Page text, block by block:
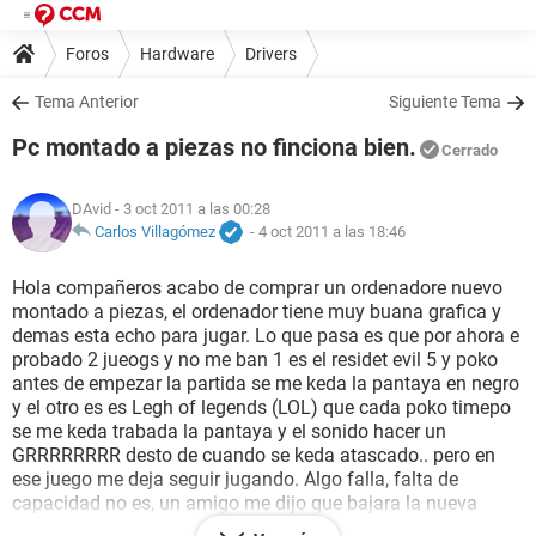
Foros Hardware Drivers
Tema Anterior Siguiente Tema
Pc montado a piezas no finciona bien. Cerrado
DAvid - 3 oct 2011 a las 00:28
Carlos Villagómez
- 4 oct 2011 a las 18:46
Hola compañeros acabo de comprar un ordenadore nuevo
montado a piezas, el ordenador tiene muy buana grafica y
demas esta echo para jugar. Lo que pasa es que por ahora e
probado 2 jueogs y no me ban 1 es el residet evil 5 y poko
antes de empezar la partida se me keda la pantaya en negro
y el otro es es Legh of legends (LOL) que cada poko timepo
se me keda trabada la pantaya y el sonido hacer un
GRRRRRRRR desto de cuando se keda atascado.. pero en
ese juego me deja seguir jugando. Algo falla, falta de
capacidad no es, un amigo me dijo que bajara la nueva
actualizacion de envidia y sigue todo igual. Ademas de